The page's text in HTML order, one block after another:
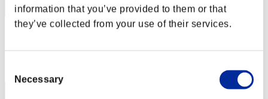
information that you’ve provided to them or that
they’ve collected from your use of their services.
Selection
Necessary